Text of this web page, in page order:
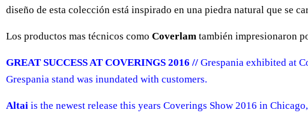
diseño de esta colección está inspirado en una piedra natural que se
Los productos mas técnicos como Coverlam también impresionaron
GREAT SUCCESS AT COVERINGS 2016 // Grespania exhibited at
Grespania stand was inundated with customers.
Altai is the newest release this years Coverings Show 2016 in